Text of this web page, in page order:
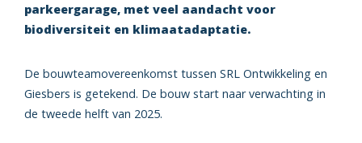
parkeergarage, met veel aandacht voor
biodiversiteit en klimaatadaptatie.
De bouwteamovereenkomst tussen SRL Ontwikkeling en
Giesbers is getekend. De bouw start naar verwachting in
de tweede helft van 2025.